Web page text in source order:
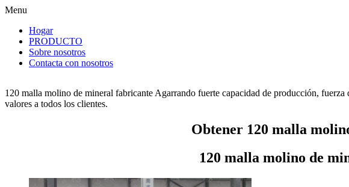
Menu
Hogar
PRODUCTO
Sobre nosotros
Contacta con nosotros
120 malla molino de mineral fabricante Agarrando fuerte capacidad de producción,
valores a todos los clientes.
Obtener 120 malla
120 malla molino de